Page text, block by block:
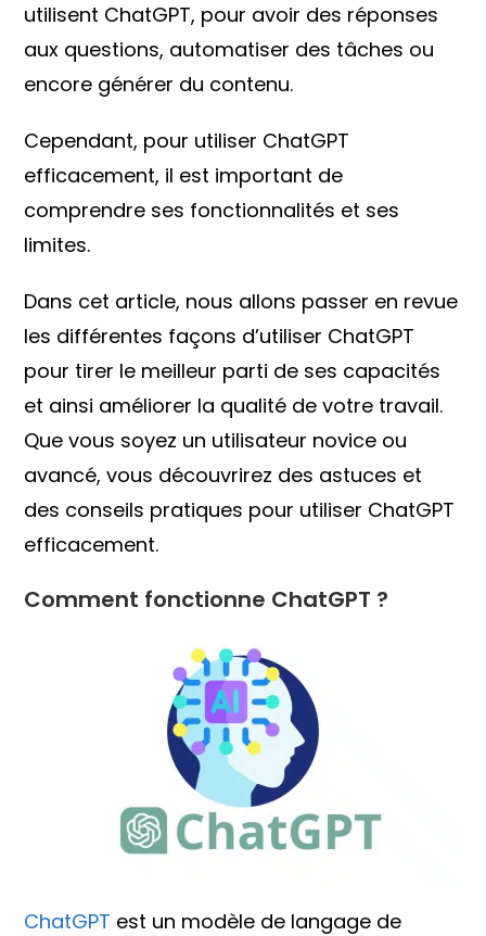
utilisent ChatGPT, pour avoir des réponses
aux questions, automatiser des tâches ou
encore générer du contenu.
Cependant, pour utiliser ChatGPT
efficacement, il est important de
comprendre ses fonctionnalités et ses
limites.
Dans cet article, nous allons passer en revue
les différentes façons d’utiliser ChatGPT
pour tirer le meilleur parti de ses capacités
et ainsi améliorer la qualité de votre travail.
Que vous soyez un utilisateur novice ou
avancé, vous découvrirez des astuces et
des conseils pratiques pour utiliser ChatGPT
efficacement.
Comment fonctionne ChatGPT ?
ChatGPT est un modèle de langage de